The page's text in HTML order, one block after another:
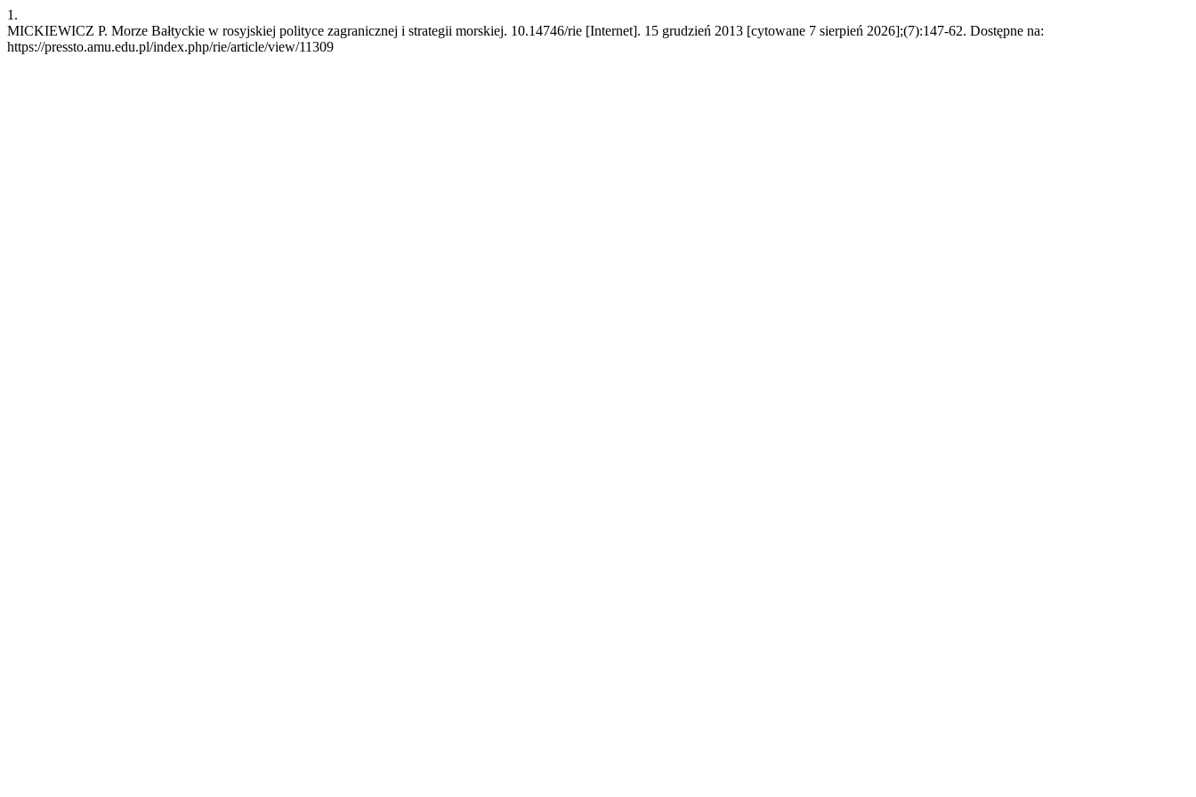
1.
MICKIEWICZ P. Morze Bałtyckie w rosyjskiej polityce zagranicznej i strategii morskiej. 10.14746/rie [Internet]. 15 grudzień 2013 [cytowane 7 sierpień 2026];(7):147-62. Dostępne na:
https://pressto.amu.edu.pl/index.php/rie/article/view/11309